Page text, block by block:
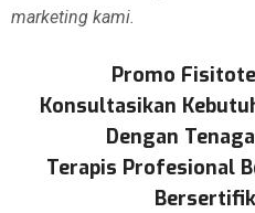
marketing kami.
Promo
Konsultasikan
Dengan
Terapis Profesional